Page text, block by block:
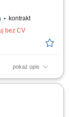
kontrakt
bez CV
pokaż opis
obsługi
oraz
celów